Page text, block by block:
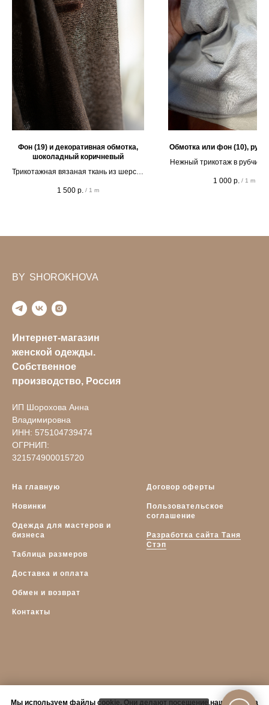
Фон (19) и декоративная обмотка,
шоколадный коричневый
Трикотажная вязаная ткань из шерсти
1 500 р. / 1 m
Обмотка или фон (10),
Нежный трикотаж в рубчик
1 000 р. / 1 m
BY SHOROKHOVA
Интернет-магазин
женской одежды.
Собственное
производство, Россия
ИП Шорохова Анна
Владимировна
ИНН: 575104739474
ОГРНИП:
321574900015720
На главную
Новинки
Одежда для мастеров и
бизнеса
Таблица размеров
Доставка и оплата
Обмен и возврат
Контакты
Договор оферты
Пользовательское
соглашение
Разработка сайта Таня
Стэп
Мы используем файлы cookie. Они делают посещение нашего сайта